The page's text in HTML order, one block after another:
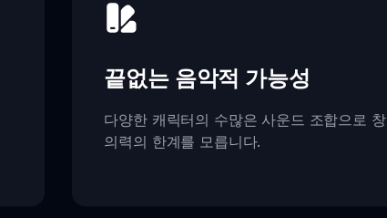
끝없는 음악적 가능성
다양한 캐릭터의 수많은 사운드 조합으로 창
의력의 한계를 모릅니다.